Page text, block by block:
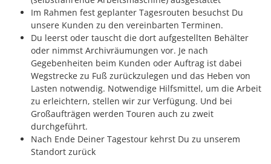
Im Rahmen fest geplanter Tagesrouten besuchst Du
unsere Kunden zu den vereinbarten Terminen.
Du leerst oder tauscht die dort aufgestellten Behälter
oder nimmst Archivräumungen vor. Je nach
Gegebenheiten beim Kunden oder Auftrag ist dabei
Wegstrecke zu Fuß zurückzulegen und das Heben von
Lasten notwendig. Notwendige Hilfsmittel, um die Arbeit
zu erleichtern, stellen wir zur Verfügung. Und bei
Großaufträgen werden Touren auch zu zweit
durchgeführt.
Nach Ende Deiner Tagestour kehrst Du zu unserem
Standort zurück